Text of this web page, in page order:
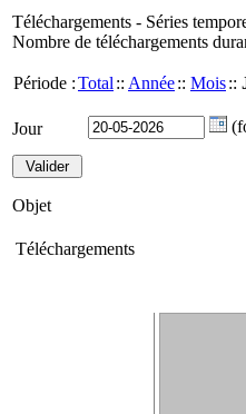
Téléchargements - Séries
Nombre de téléchargements
Période :Total :: Année:: Mois::
Jour
Objet
Téléchargements